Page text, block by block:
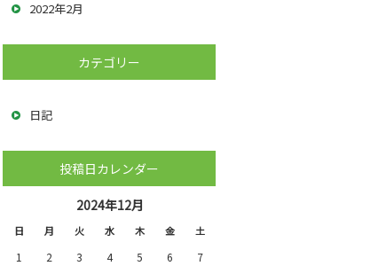
2022年2月
カテゴリー
日記
投稿日カレンダー
2024年12月
日 月 火 水 木 金 土
1 2 3 4 5 6 7